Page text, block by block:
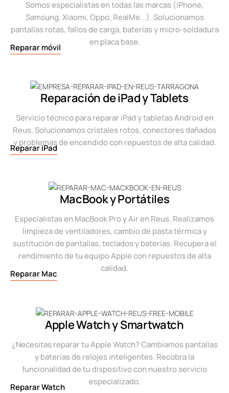
Somos especialistas en todas las marcas (iPhone,
Samsung, Xiaomi, Oppo, RealMe...). Solucionamos
pantallas rotas, fallos de carga, baterías y micro-soldadura
en placa base.
Reparar móvil
Reparación de iPad y Tablets
Servicio técnico para reparar iPad y tabletas Android en
Reus. Solucionamos cristales rotos, conectores dañados
y problemas de encendido con repuestos de alta calidad.
Reparar iPad
MacBook y Portátiles
Especialistas en MacBook Pro y Air en Reus. Realizamos
limpieza de ventiladores, cambio de pasta térmica y
sustitución de pantallas, teclados y baterías. Recupera el
rendimiento de tu equipo Apple con repuestos de alta
calidad.
Reparar Mac
Apple Watch y Smartwatch
¿Necesitas reparar tu Apple Watch? Cambiamos pantallas
y baterías de relojes inteligentes. Recobra la
funcionalidad de tu dispositivo con nuestro servicio
especializado.
Reparar Watch